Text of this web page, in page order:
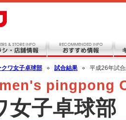
クワ女子卓球部 試合結果 平成26年試
pingpong
女子卓球部